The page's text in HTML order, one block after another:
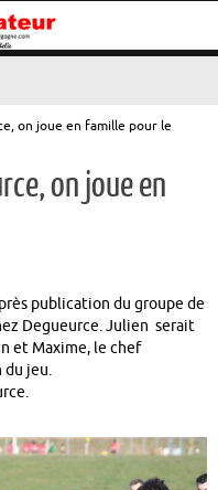
on joue en famille pour le
on joue en
publication du groupe de
Degueurce. Julien serait
et Maxime, le chef
du jeu.